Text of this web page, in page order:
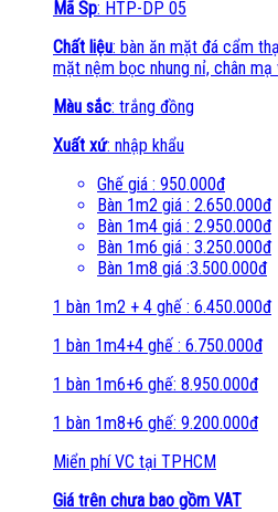
Mã Sp: HTP-DP 05
Chất liệu: bàn ăn mặt đá cẩm
mặt nệm bọc nhung nỉ, chân mạ
Màu sắc: trắng đồng
Xuất xứ: nhập khẩu
Ghế giá : 950.000đ
Bàn 1m2 giá : 2.650.000đ
Bàn 1m4 giá : 2.950.000đ
Bàn 1m6 giá : 3.250.000đ
Bàn 1m8 giá :3.500.000đ
1 bàn 1m2 + 4 ghế : 6.450.000đ
1 bàn 1m4+4 ghế : 6.750.000đ
1 bàn 1m6+6 ghế: 8.950.000đ
1 bàn 1m8+6 ghế: 9.200.000đ
Miển phí VC tại TPHCM
Giá trên chưa bao gồm VAT